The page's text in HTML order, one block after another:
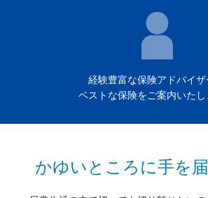
経験豊富な保険アドバイザ
ベストな保険をご案内いたし
かゆいところに手を